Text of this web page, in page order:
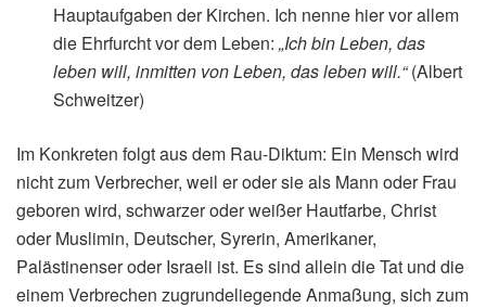
Hauptaufgaben der Kirchen. Ich nenne hier vor allem
die Ehrfurcht vor dem Leben:„Ich bin Leben, das
leben will, inmitten von Leben, das leben will.“(Albert
Schweitzer)
Im Konkreten folgt aus dem Rau-Diktum: Ein Mensch wird
nicht zum Verbrecher, weil er oder sie als Mann oder Frau
geboren wird, schwarzer oder weißer Hautfarbe, Christ
oder Muslimin, Deutscher, Syrerin, Amerikaner,
Palästinenser oder Israeli ist. Es sind allein die Tat und die
einem Verbrechen zugrundeliegende Anmaßung, sich zum